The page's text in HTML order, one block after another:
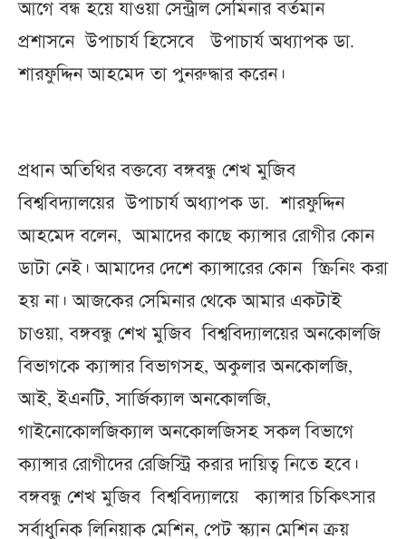
আগে বন্ধ হয়ে যাওয়া সেন্ট্রাল সেমিনার বর্তমান
প্রশাসনে উপাচার্য হিসেবে উপাচার্য অধ্যাপক ডা.
শারফুদ্দিন আহমেদ তা পুনরুদ্ধার করেন।
প্রধান অতিথির বক্তব্যে বঙ্গবন্ধু শেখ মুজিব
বিশ্ববিদ্যালয়ের উপাচার্য অধ্যাপক ডা. শারফুদ্দিন
আহমেদ বলেন, আমাদের কাছে ক্যান্সার রোগীর কোন
ডাটা নেই। আমাদের দেশে ক্যান্সারের কোন স্ক্রিনিং করা
হয় না। আজকের সেমিনার থেকে আমার একটাই
চাওয়া, বঙ্গবন্ধু শেখ মুজিব বিশ্ববিদ্যালয়ের অনকোলজি
বিভাগকে ক্যান্সার বিভাগসহ, অকুলার অনকোলজি,
আই, ইএনটি, সার্জিক্যাল অনকোলজি,
গাইনোকোলজিক্যাল অনকোলজিসহ সকল বিভাগে
ক্যান্সার রোগীদের রেজিস্ট্রি করার দায়িত্ব নিতে হবে।
বঙ্গবন্ধু শেখ মুজিব বিশ্ববিদ্যালয়ে ক্যান্সার চিকিৎসার
সর্বাধুনিক লিনিয়াক মেশিন, পেট স্ক্যান মেশিন ক্রয়